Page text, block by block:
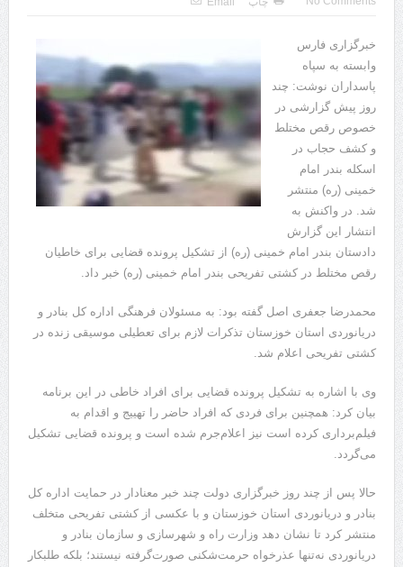
خبرگزاری فارس
وابسته به سپاه
پاسداران نوشت: چند
روز پیش گزارشی در
خصوص رقص مختلط
و کشف حجاب در
اسکله بندر امام
خمینی (ره) منتشر
شد. در واکنش به
انتشار این گزارش
دادستان بندر امام خمینی (ره) از تشکیل پرونده قضایی برای خاطیان
رقص مختلط در کشتی تفریحی بندر امام خمینی (ره) خبر داد.
محمدرضا جعفری اصل گفته بود: به مسئولان فرهنگی اداره کل بنادر و
دریانوردی استان خوزستان تذکرات لازم برای تعطیلی موسیقی زنده در
کشتی تفریحی اعلام شد.
وی با اشاره به تشکیل پرونده قضایی برای افراد خاطی در این برنامه
بیان کرد: همچنین برای فردی که افراد حاضر را تهییج و اقدام به
فیلم‌برداری کرده است نیز اعلام‌جرم شده است و پرونده قضایی تشکیل
می‌گردد.
حالا پس از چند روز خبرگزاری دولت چند خبر معنادار در حمایت اداره کل
بنادر و دریانوردی استان خوزستان و با عکسی از کشتی تفریحی متخلف
منتشر کرد تا نشان دهد وزارت راه و شهرسازی و سازمان بنادر و
دریانوردی نه‌تنها عذرخواه حرمت‌شکنی صورت‌گرفته نیستند؛ بلکه طلبکار